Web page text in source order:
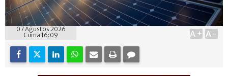
07 Ağustos 2026
Cuma 16:09
A+ A-